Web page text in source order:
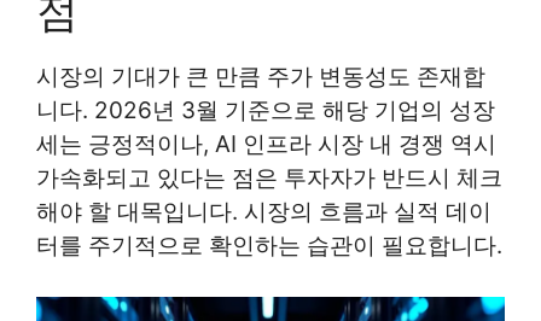
점
시장의 기대가 큰 만큼 주가 변동성도 존재합
니다. 2026년 3월 기준으로 해당 기업의 성장
세는 긍정적이나, AI 인프라 시장 내 경쟁 역시
가속화되고 있다는 점은 투자자가 반드시 체크
해야 할 대목입니다. 시장의 흐름과 실적 데이
터를 주기적으로 확인하는 습관이 필요합니다.